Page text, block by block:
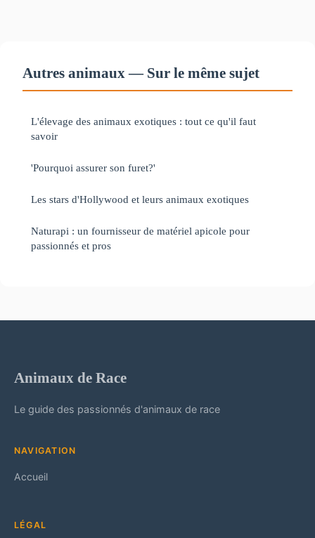
Autres animaux — Sur le même sujet
L'élevage des animaux exotiques : tout ce qu'il faut
savoir
'Pourquoi assurer son furet?'
Les stars d'Hollywood et leurs animaux exotiques
Naturapi : un fournisseur de matériel apicole pour
passionnés et pros
Animaux de Race
Le guide des passionnés d'animaux de race
NAVIGATION
Accueil
LÉGAL